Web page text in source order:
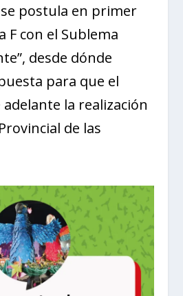
se postula en primer
F con el Sublema
desde dónde
para que el
la realización
de las